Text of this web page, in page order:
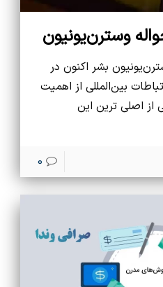
بشر اکنون در
بین‌المللی از اهمیت
از اصلی ترین این
0